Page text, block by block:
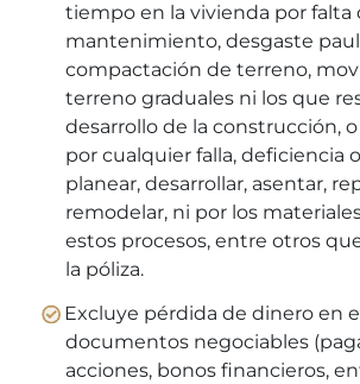
tiempo en la vivienda por falta
mantenimiento, desgaste
compactación de terreno,
terreno graduales ni los que
desarrollo de la construcción,
por cualquier falla, deficiencia
planear, desarrollar, asentar,
remodelar, ni por los
estos procesos, entre otros
la póliza.
Excluye pérdida de dinero en
documentos negociables
acciones, bonos financieros,